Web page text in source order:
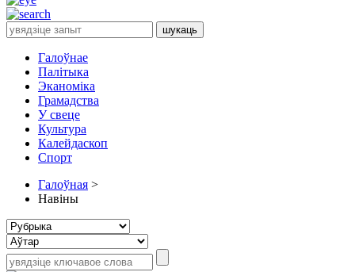
Галоўнае
Палітыка
Эканоміка
Грамадства
У свеце
Культура
Калейдаскоп
Спорт
Галоўная >
Навіны